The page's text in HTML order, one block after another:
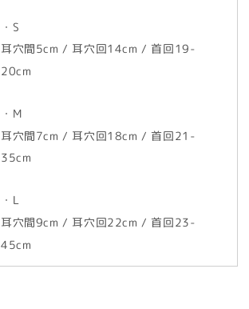
・S
耳穴間5cm / 耳穴回14cm / 首回19-
20cm
・M
耳穴間7cm / 耳穴回18cm / 首回21-
35cm
・L
耳穴間9cm / 耳穴回22cm / 首回23-
45cm